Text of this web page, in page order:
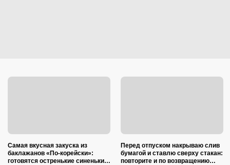
Самая вкусная закуска из
баклажанов «По-корейски»:
готовятся остренькие синенькие
Перед отпуском накрываю слив
бумагой и ставлю сверху стакан:
повторите и по возвращению